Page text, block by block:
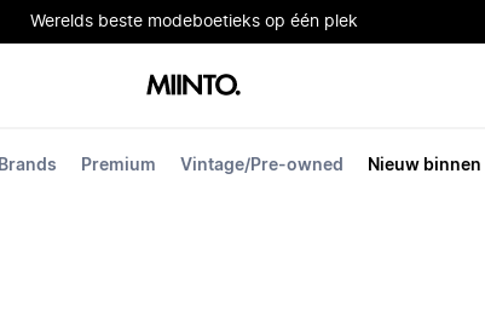
Werelds beste modeboetieks op één plek
Brands Premium Vintage/Pre-owned Nieuw binnen